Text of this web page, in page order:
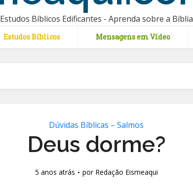
Estudos Bíblicos Edificantes - Aprenda sobre a Bíblia
Estudos Bíblicos Mensagens em Vídeo
Dúvidas Bíblicas – Salmos
Deus dorme?
5 anos atrás por Redação Eismeaqui